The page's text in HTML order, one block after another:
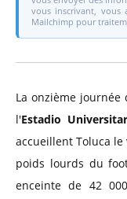
vous inscrivant, vous
Mailchimp pour
La onzième
l'Estadio
accueillent Toluca le
poids lourds du
enceinte de 42